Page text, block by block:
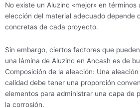
No existe un Aluzinc «mejor» en términos
elección del material adecuado depende
concretas de cada proyecto.
Sin embargo, ciertos factores que
una lámina de Aluzinc en Ancash es de
Composición de la aleación: Una
calidad debe tener una proporción
elementos para administrar una capa de
la corrosión.